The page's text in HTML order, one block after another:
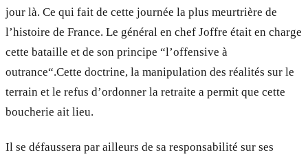
jour là. Ce qui fait de cette journée la plus meurtrière de
l’histoire de France. Le général en chef Joffre était en charge
cette bataille et de son principe “l’offensive à
outrance“.Cette doctrine, la manipulation des réalités sur le
terrain et le refus d’ordonner la retraite a permit que cette
boucherie ait lieu.
Il se défaussera par ailleurs de sa responsabilité sur ses